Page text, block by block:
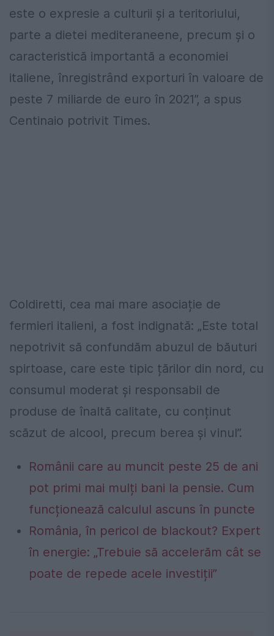
este o expresie a culturii și a teritoriului,
parte a dietei mediteraneene, precum și o
caracteristică importantă a economiei
italiene, înregistrând exporturi în valoare de
peste 7 miliarde de euro în 2021”, a spus
Centinaio potrivit Times.
Coldiretti, cea mai mare asociație de
fermieri italieni, a fost indignată: „Este total
nepotrivit să confundăm abuzul de băuturi
spirtoase, care este tipic țărilor din nord, cu
consumul moderat și responsabil de
produse de înaltă calitate, cu conținut
scăzut de alcool, precum berea și vinul”.
Românii care au muncit peste 25 de ani
pot primi mai mulți bani la pensie. Cum
funcționează calculul ascuns în puncte
România, în pericol de blackout? Expert
în energie: „Trebuie să accelerăm cât se
poate de repede acele investiții”